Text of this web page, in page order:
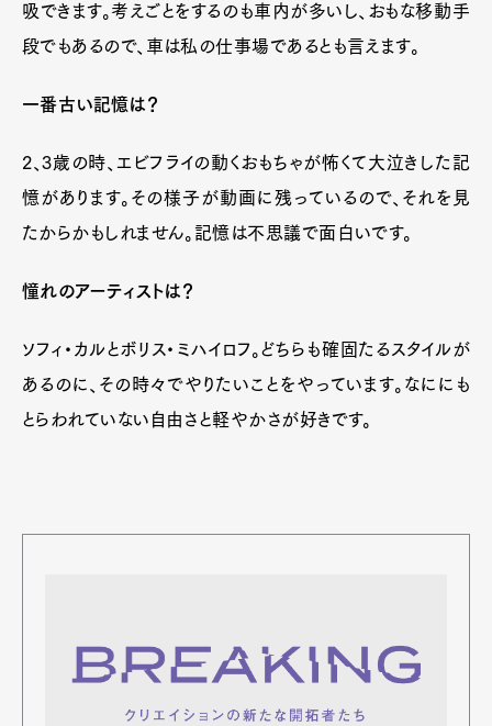
吸できます。考えごとをするのも車内が多いし、おもな移動手
段でもあるので、車は私の仕事場であるとも言えます。
一番古い記憶は？
2、3歳の時、エビフライの動くおもちゃが怖くて大泣きした記
憶があります。その様子が動画に残っているので、それを見
たからかもしれません。記憶は不思議で面白いです。
憧れのアーティストは？
ソフィ・カルとボリス・ミハイロフ。どちらも確固たるスタイルが
あるのに、その時々でやりたいことをやっています。なににも
とらわれていない自由さと軽やかさが好きです。